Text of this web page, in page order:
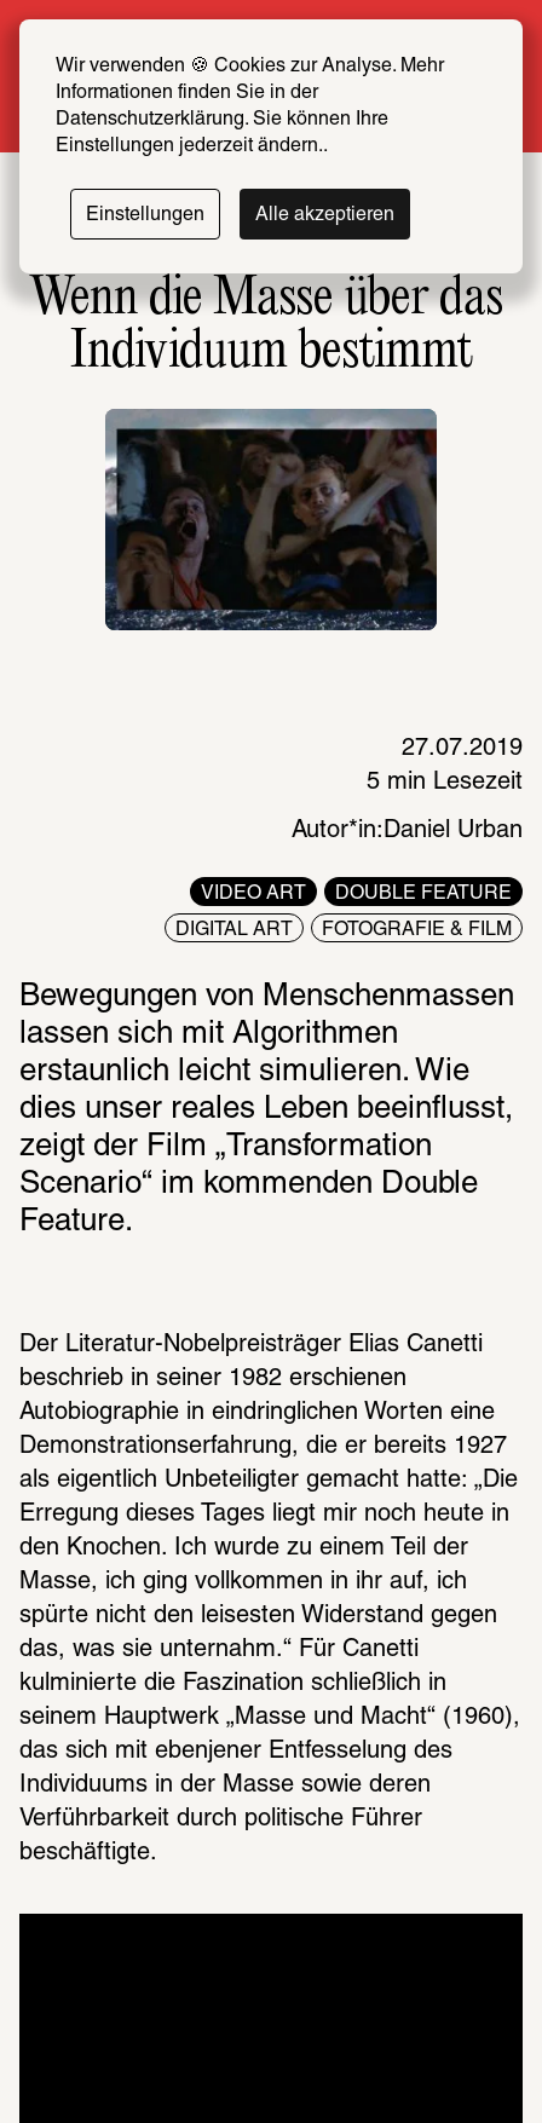
Wir verwenden 🍪 Cookies zur Analyse. Mehr
Informationen finden Sie in der
Datenschutzerklärung. Sie können Ihre
Einstellungen jederzeit ändern..
Einstellungen Alle akzeptieren
SCHIRN FREUND*IN werden
Mehr erfahren
Wenn die Masse über das
Individuum bestimmt
27.07.2019
5 min Lesezeit
Autor*in: Daniel Urban
VIDEO ART DOUBLE FEATURE
DIGITAL ART FOTOGRAFIE & FILM
Bewegungen von Menschenmassen
lassen sich mit Algorithmen
erstaunlich leicht simulieren. Wie
dies unser reales Leben beeinflusst,
zeigt der Film „Transformation
Scenario“ im kommenden Double
Feature.
Der Literatur-Nobelpreisträger Elias Canetti
beschrieb in seiner 1982 erschienen
Autobiographie in eindringlichen Worten eine
Demonstrationserfahrung, die er bereits 1927
als eigentlich Unbeteiligter gemacht hatte: „Die
Erregung dieses Tages liegt mir noch heute in
den Knochen. Ich wurde zu einem Teil der
Masse, ich ging vollkommen in ihr auf, ich
spürte nicht den leisesten Widerstand gegen
das, was sie unternahm.“ Für Canetti
kulminierte die Faszination schließlich in
seinem Hauptwerk „Masse und Macht“ (1960),
das sich mit ebenjener Entfesselung des
Individuums in der Masse sowie deren
Verführbarkeit durch politische Führer
beschäftigte.